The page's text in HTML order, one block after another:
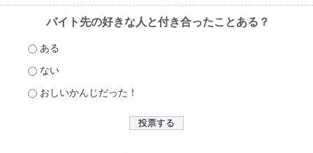
バイト先の好きな人と付き合ったことある？
ある
ない
おしいかんじだった！